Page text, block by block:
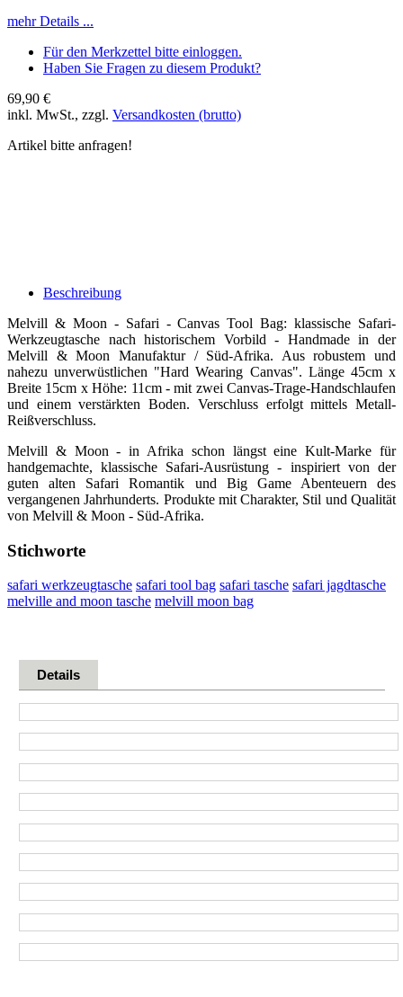
mehr Details ...
Für den Merkzettel bitte einloggen.
Haben Sie Fragen zu diesem Produkt?
69,90 €
inkl. MwSt., zzgl. Versandkosten (brutto)
Artikel bitte anfragen!
Details
Beschreibung
Melvill & Moon - Safari - Canvas Tool Bag: klassische Safari-
Werkzeugtasche nach historischem Vorbild - Handmade in der
Melvill & Moon Manufaktur / Süd-Afrika. Aus robustem und
nahezu unverwüstlichen "Hard Wearing Canvas". Länge 45cm x
Breite 15cm x Höhe: 11cm - mit zwei Canvas-Trage-Handschlaufen
und einem verstärkten Boden. Verschluss erfolgt mittels Metall-
Reißverschluss.
Melvill & Moon - in Afrika schon längst eine Kult-Marke für
handgemachte, klassische Safari-Ausrüstung - inspiriert von der
guten alten Safari Romantik und Big Game Abenteuern des
vergangenen Jahrhunderts. Produkte mit Charakter, Stil und Qualität
von Melvill & Moon - Süd-Afrika.
Stichworte
safari werkzeugtasche safari tool bag safari tasche safari jagdtasche
melville and moon tasche melvill moon bag